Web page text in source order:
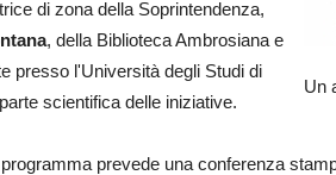
Un
di zona della Soprintendenza,
, della Biblioteca Ambrosiana e
presso l'Università degli Studi di
scientifica delle iniziative.
prevede una conferenza